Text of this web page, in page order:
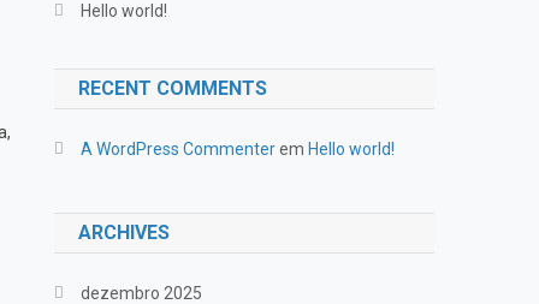
Hello world!
RECENT COMMENTS
A WordPress Commenterem Hello world!
ARCHIVES
dezembro 2025